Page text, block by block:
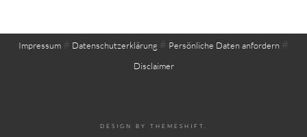
Impressum # Datenschutzerklärung # Persönliche Daten anfordern #
Disclaimer
DESIGN BY THEMESHIFT.